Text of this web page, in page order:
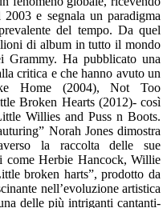
e segnala un paradigma
del tempo. Da quel
di album in tutto il mondo
Grammy. Ha pubblicato una
critica e che hanno avuto un
Home (2004), Not Too
Broken Hearts (2012)- così
Willies and Puss n Boots.
Norah Jones dimostra
la raccolta delle sue
come Herbie Hancock, Willie
broken harts”, prodotto da
nell’evoluzione artistica
delle più intriganti cantanti-